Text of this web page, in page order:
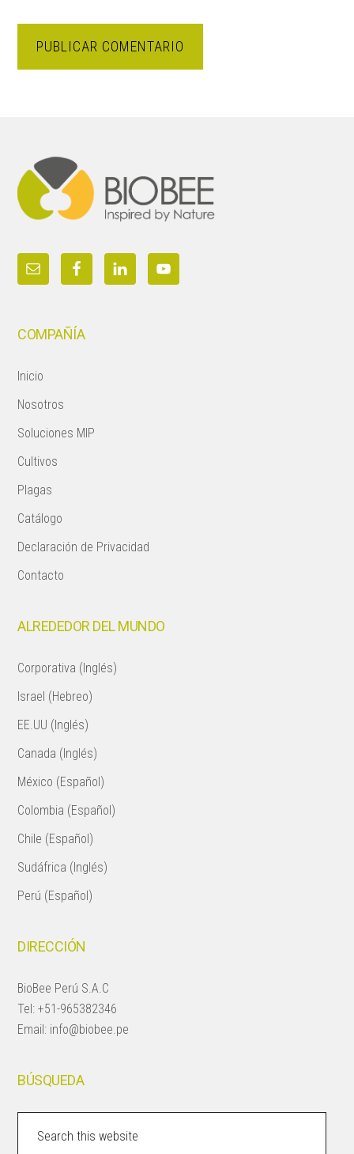
COMPAÑÍA
Inicio
Nosotros
Soluciones MIP
Cultivos
Plagas
Catálogo
Declaración de Privacidad
Contacto
ALREDEDOR DEL MUNDO
Corporativa (Inglés)
Israel (Hebreo)
EE.UU (Inglés)
Canada (Inglés)
México (Español)
Colombia (Español)
Chile (Español)
Sudáfrica (Inglés)
Perú (Español)
DIRECCIÓN
BioBee Perú S.A.C
Tel:+51-965382346
Email: info@biobee.pe
BÚSQUEDA